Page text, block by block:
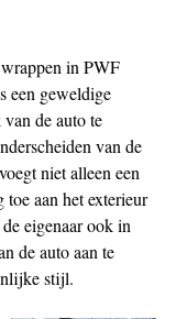
in PWF
een geweldige
de auto te
van de
niet alleen een
toe aan het exterieur
eigenaar ook in
de auto aan te
stijl.